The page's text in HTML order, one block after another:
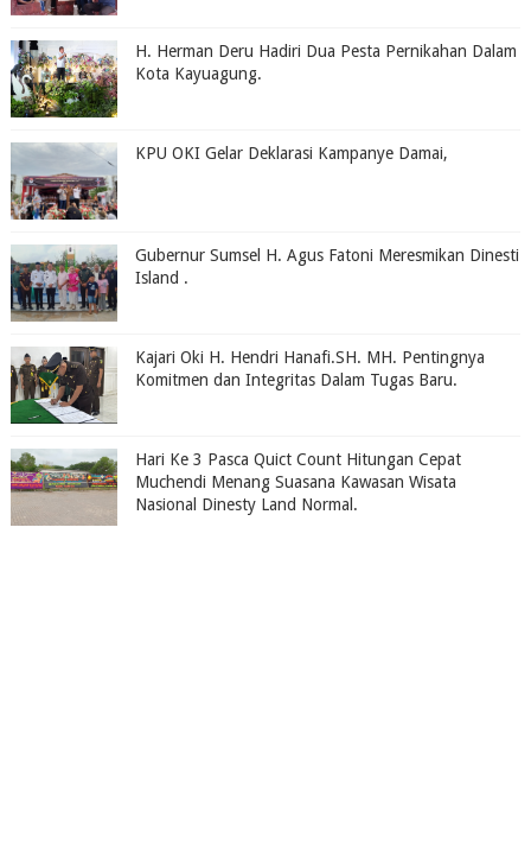
H. Herman Deru Hadiri Dua Pesta Pernikahan Dalam
Kota Kayuagung.
KPU OKI Gelar Deklarasi Kampanye Damai,
Gubernur Sumsel H. Agus Fatoni Meresmikan Dinesti
Island .
Kajari Oki H. Hendri Hanafi.SH. MH. Pentingnya
Komitmen dan Integritas Dalam Tugas Baru.
Hari Ke 3 Pasca Quict Count Hitungan Cepat
Muchendi Menang Suasana Kawasan Wisata
Nasional Dinesty Land Normal.